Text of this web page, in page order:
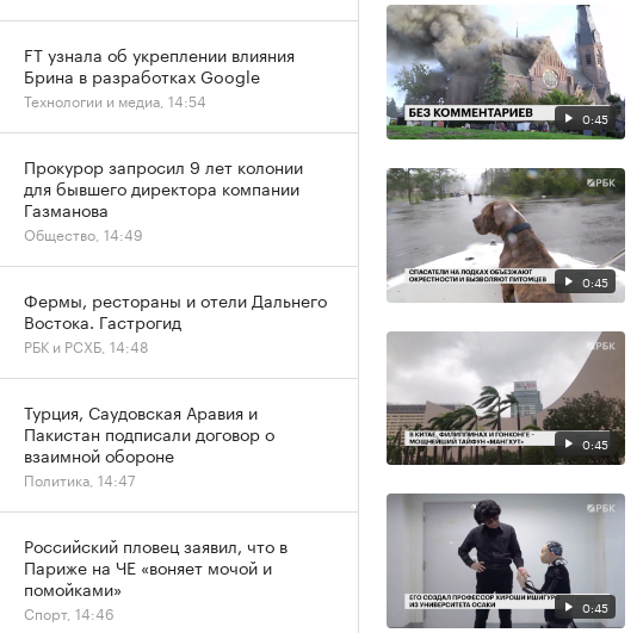
0:45
0:45
0:45
0:45
FT узнала об укреплении влияния
Брина в разработках Google
Технологии и медиа, 14:54
Прокурор запросил 9 лет колонии
для бывшего директора компании
Газманова
Общество, 14:49
Фермы, рестораны и отели Дальнего
Востока. Гастрогид
РБК и РСХБ, 14:48
Турция, Саудовская Аравия и
Пакистан подписали договор о
взаимной обороне
Политика, 14:47
Российский пловец заявил, что в
Париже на ЧЕ «воняет мочой и
помойками»
Спорт, 14:46